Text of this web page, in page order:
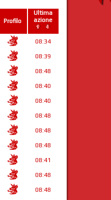
Profilo
Ultima
azione
08:34
08:39
08:48
08:40
08:40
08:48
08:48
08:48
08:41
08:48
08:48